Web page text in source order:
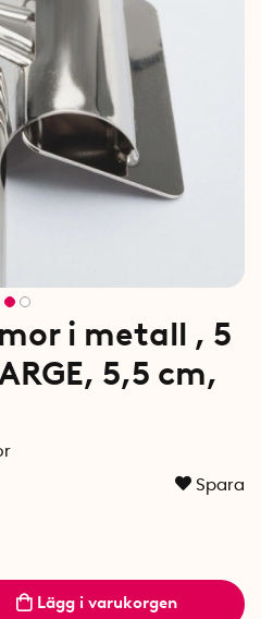
i metall , 5
5,5 cm,
Spara
Lägg i varukorgen